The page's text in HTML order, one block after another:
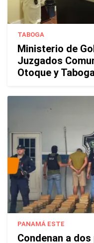
TABOGA
Ministerio de
Juzgados
Otoque y
PANAMÁ ESTE
Condenan a